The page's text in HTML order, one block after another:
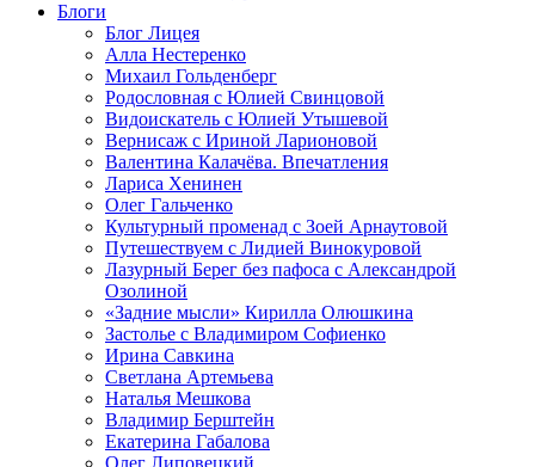
Блоги
Блог Лицея
Алла Нестеренко
Михаил Гольденберг
Родословная с Юлией Свинцовой
Видоискатель с Юлией Утышевой
Вернисаж с Ириной Ларионовой
Валентина Калачёва. Впечатления
Лариса Хенинен
Олег Гальченко
Культурный променад с Зоей Арнаутовой
Путешествуем с Лидией Винокуровой
Лазурный Берег без пафоса с Александрой
Озолиной
«Задние мысли» Кирилла Олюшкина
Застолье с Владимиром Софиенко
Ирина Савкина
Светлана Артемьева
Наталья Мешкова
Владимир Берштейн
Екатерина Габалова